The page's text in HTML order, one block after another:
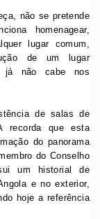
não se pretende
homenagear,
lugar comum,
de um lugar
já não cabe nos
de salas de
recorda que esta
do panorama
do Conselho
um historial de
e no exterior,
hoje a referência